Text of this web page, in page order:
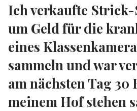
Ich verkaufte Strick-
um Geld für die
eines
sammeln und war
am nächsten Tag 30
meinem Hof stehen